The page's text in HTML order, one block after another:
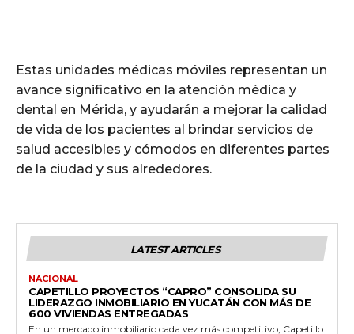
Estas unidades médicas móviles representan un
avance significativo en la atención médica y
dental en Mérida, y ayudarán a mejorar la calidad
de vida de los pacientes al brindar servicios de
salud accesibles y cómodos en diferentes partes
de la ciudad y sus alrededores.
LATEST ARTICLES
NACIONAL
CAPETILLO PROYECTOS “CAPRO” CONSOLIDA SU
LIDERAZGO INMOBILIARIO EN YUCATÁN CON MÁS DE
600 VIVIENDAS ENTREGADAS
En un mercado inmobiliario cada vez más competitivo, Capetillo